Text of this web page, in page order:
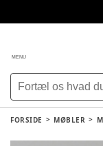
MENU
FORSIDE MØBLER